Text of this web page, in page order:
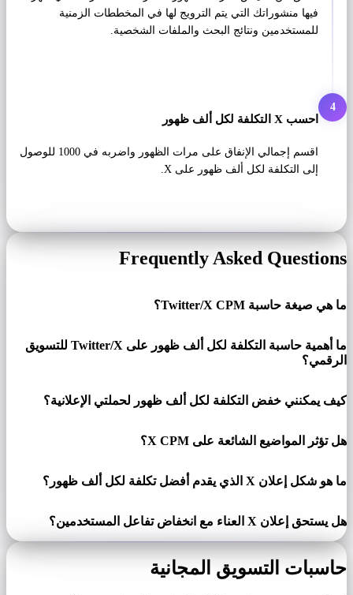
فيها منشوراتك التي يتم الترويج لها في المخططات الزمنية
للمستخدمين ونتائج البحث والملفات الشخصية.
4
احسب X التكلفة لكل ألف ظهور
اقسم إجمالي الإنفاق على مرات الظهور واضربه في 1000 للوصول
إلى التكلفة لكل ألف ظهور على X.
Frequently Asked Questions
ما هي صيغة حاسبة Twitter/X CPM؟
ما أهمية حاسبة التكلفة لكل ألف ظهور على Twitter/X للتسويق
الرقمي؟
كيف يمكنني خفض التكلفة لكل ألف ظهور لحملتي الإعلانية؟
هل تؤثر المواضيع الشائعة على X CPM؟
ما هو شكل إعلان X الذي يقدم أفضل تكلفة لكل ألف ظهور؟
هل يستحق إعلان X العناء مع انخفاض تفاعل المستخدمين؟
حاسبات التسويق المجانية